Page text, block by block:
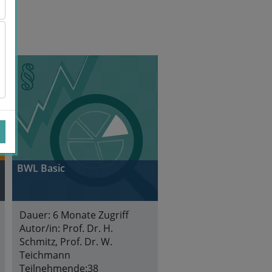
BWL Basic
Dauer: 6 Monate Zugriff
Autor/in: Prof. Dr. H.
Schmitz, Prof. Dr. W.
Teichmann
Teilnehmende:38